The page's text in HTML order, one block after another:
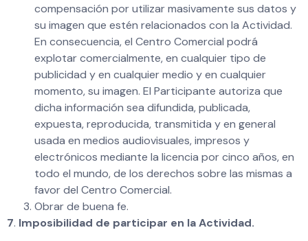
compensación por utilizar masivamente sus datos y
su imagen que estén relacionados con la Actividad.
En consecuencia, el Centro Comercial podrá
explotar comercialmente, en cualquier tipo de
publicidad y en cualquier medio y en cualquier
momento, su imagen. El Participante autoriza que
dicha información sea difundida, publicada,
expuesta, reproducida, transmitida y en general
usada en medios audiovisuales, impresos y
electrónicos mediante la licencia por cinco años, en
todo el mundo, de los derechos sobre las mismas a
favor del Centro Comercial.
Obrar de buena fe.
7. Imposibilidad de participar en la Actividad.